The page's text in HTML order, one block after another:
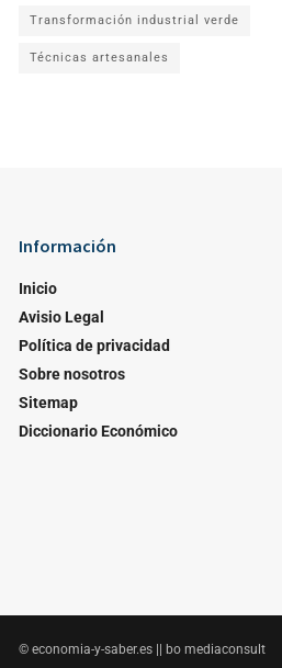
Transformación industrial verde
Técnicas artesanales
Información
Inicio
Avisio Legal
Política de privacidad
Sobre nosotros
Sitemap
Diccionario Económico
© economia-y-saber.es || bo mediaconsult